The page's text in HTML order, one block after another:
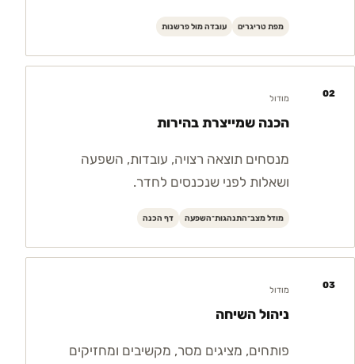
מפת טריגרים עובדה מול פרשנות
02 מודול
הכנה שמייצרת בהירות
מנסחים תוצאה רצויה, עובדות, השפעה
ושאלות לפני שנכנסים לחדר.
מודל מצב־התנהגות־השפעה דף הכנה
03 מודול
ניהול השיחה
פותחים, מציגים מסר, מקשיבים ומחזיקים